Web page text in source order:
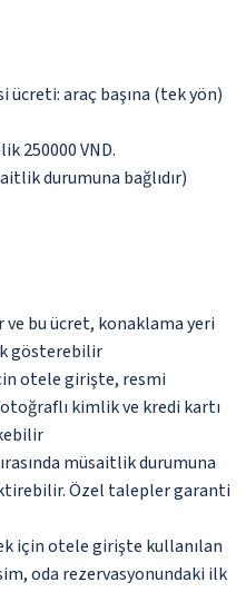
ücreti: araç başına (tek yön)
250000 VND.
durumuna bağlıdır)
bu ücret, konaklama yeri
gösterebilir
otele girişte, resmi
kimlik ve kredi kartı
müsaitlik durumuna
Özel talepler garanti
için otele girişte kullanılan
oda rezervasyonundaki ilk